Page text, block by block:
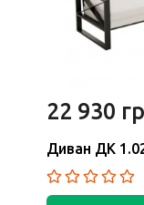
22 930
Диван ДК